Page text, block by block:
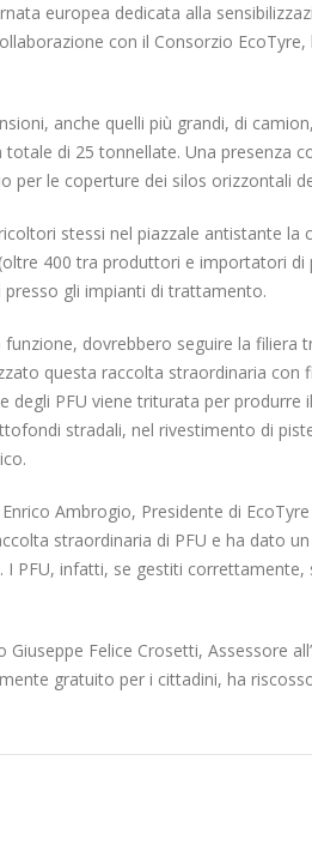
europea dedicata alla
con il Consorzio
anche quelli più grandi, di
di 25 tonnellate. Una presenza
per le coperture dei silos orizzontali
stessi nel piazzale antistante la
400 tra produttori e importatori
gli impianti di trattamento.
dovrebbero seguire la
questa raccolta straordinaria con
PFU viene triturata per produrre
stradali, nel rivestimento di
Ambrogio, Presidente di
straordinaria di PFU e ha dato
I PFU, infatti, se gestiti
Felice Crosetti, Assessore
gratuito per i cittadini, ha